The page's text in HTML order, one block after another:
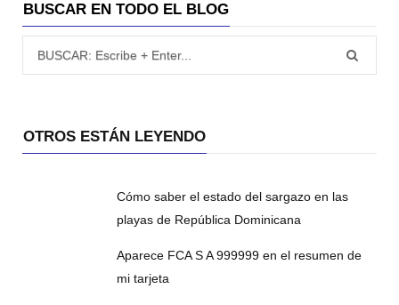
BUSCAR EN TODO EL BLOG
OTROS ESTÁN LEYENDO
Cómo saber el estado del sargazo en las
playas de República Dominicana
Aparece FCA S A 999999 en el resumen de
mi tarjeta